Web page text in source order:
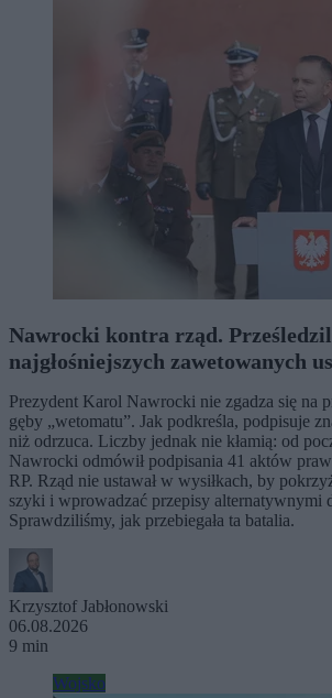
Nawrocki kontra rząd.
najgłośniejszych zawetowanych
Prezydent Karol Nawrocki nie zgadza się na
gęby „wetomatu”. Jak podkreśla, podpisuje
niż odrzuca. Liczby jednak nie kłamią: od
Nawrocki odmówił podpisania 41 aktów
RP. Rząd nie ustawał w wysiłkach, by
szyki i wprowadzać przepisy alternatywnymi
Sprawdziliśmy, jak przebiegała ta batalia.
Krzysztof Jabłonowski
06.08.2026
9 min
Wojsko